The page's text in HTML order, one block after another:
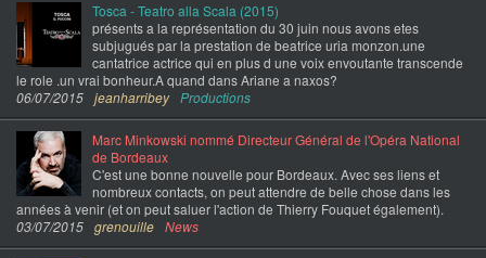
Tosca - Teatro alla Scala (2015)
présents a la représentation du 30 juin nous avons etes
subjugués par la prestation de beatrice uria monzon.une
cantatrice actrice qui en plus d une voix envoutante transcende
le role .un vrai bonheur.A quand dans Ariane a naxos?
06/07/2015 jeanharribey Productions
Marc Minkowski nommé Directeur Général de l'Opéra National
de Bordeaux
C'est une bonne nouvelle pour Bordeaux. Avec ses liens et
nombreux contacts, on peut attendre de belle chose dans les
années à venir (et on peut saluer l'action de Thierry Fouquet également).
03/07/2015 grenouille News